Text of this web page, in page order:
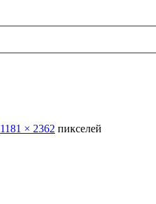
1181 × 2362 пикселей